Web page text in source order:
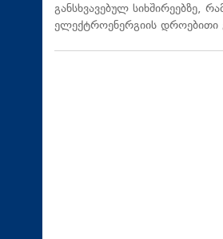
განსხვავებულ სიხშირეებზე,
ელექტროენერგიის დროებითი